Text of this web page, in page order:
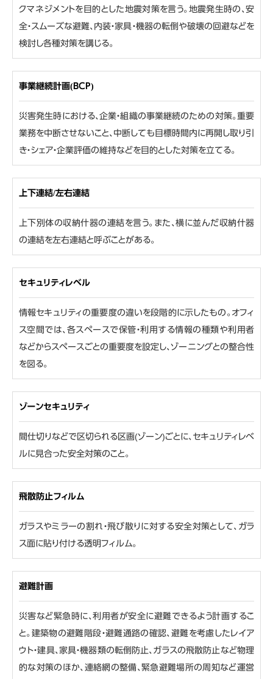
クマネジメントを目的とした地震対策を言う。地震発生時の、安
全・スムーズな避難、内装・家具・機器の転倒や破壊の回避などを
検討し各種対策を講じる。
事業継続計画(BCP)
災害発生時における、企業・組織の事業継続のための対策。重要
業務を中断させないこと、中断しても目標時間内に再開し取り引
き・シェア・企業評価の維持などを目的とした対策を立てる。
上下連結/左右連結
上下別体の収納什器の連結を言う。また、横に並んだ収納什器
の連結を左右連結と呼ぶことがある。
セキュリティレベル
情報セキュリティの重要度の違いを段階的に示したもの。オフィ
ス空間では、各スペースで保管・利用する情報の種類や利用者
などからスペースごとの重要度を設定し、ゾーニングとの整合性
を図る。
ゾーンセキュリティ
間仕切りなどで区切られる区画(ゾーン)ごとに、セキュリティレベ
ルに見合った安全対策のこと。
飛散防止フィルム
ガラスやミラーの割れ・飛び散りに対する安全対策として、ガラ
ス面に貼り付ける透明フィルム。
避難計画
災害など緊急時に、利用者が安全に避難できるよう計画するこ
と。建築物の避難階段・避難通路の確認、避難を考慮したレイア
ウト・建具、家具・機器類の転倒防止、ガラスの飛散防止など物理
的な対策のほか、連絡網の整備、緊急避難場所の周知など運営